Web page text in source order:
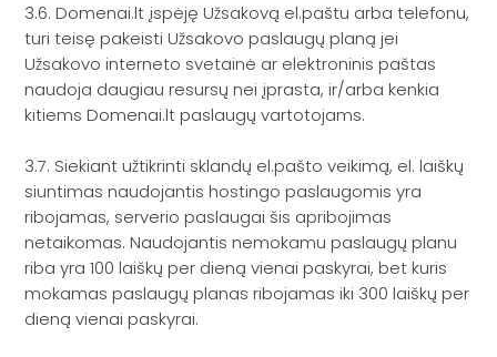
3.6. Domenai.lt įspėję Užsakovą el.paštu arba telefonu,
turi teisę pakeisti Užsakovo paslaugų planą jei
Užsakovo interneto svetainė ar elektroninis paštas
naudoja daugiau resursų nei įprasta, ir/arba kenkia
kitiems Domenai.lt paslaugų vartotojams.
3.7. Siekiant užtikrinti sklandų el.pašto veikimą, el. laiškų
siuntimas naudojantis hostingo paslaugomis yra
ribojamas, serverio paslaugai šis apribojimas
netaikomas. Naudojantis nemokamu paslaugų planu
riba yra 100 laiškų per dieną vienai paskyrai, bet kuris
mokamas paslaugų planas ribojamas iki 300 laiškų per
dieną vienai paskyrai.